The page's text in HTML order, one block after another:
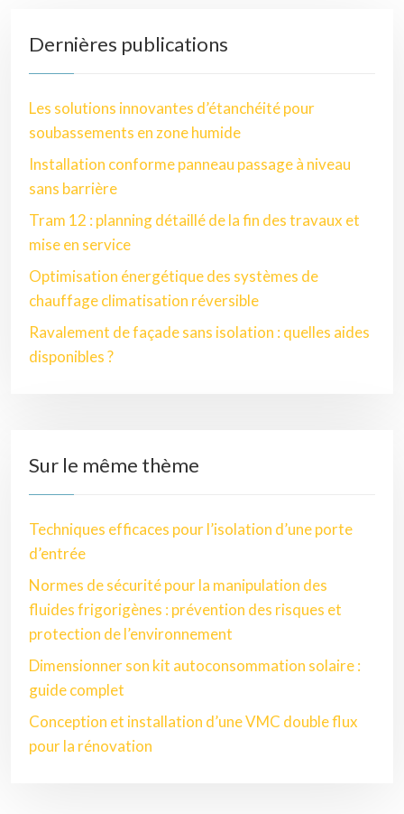
Dernières publications
Les solutions innovantes d’étanchéité pour
soubassements en zone humide
Installation conforme panneau passage à niveau
sans barrière
Tram 12 : planning détaillé de la fin des travaux et
mise en service
Optimisation énergétique des systèmes de
chauffage climatisation réversible
Ravalement de façade sans isolation : quelles aides
disponibles ?
Sur le même thème
Techniques efficaces pour l’isolation d’une porte
d’entrée
Normes de sécurité pour la manipulation des
fluides frigorigènes : prévention des risques et
protection de l’environnement
Dimensionner son kit autoconsommation solaire :
guide complet
Conception et installation d’une VMC double flux
pour la rénovation